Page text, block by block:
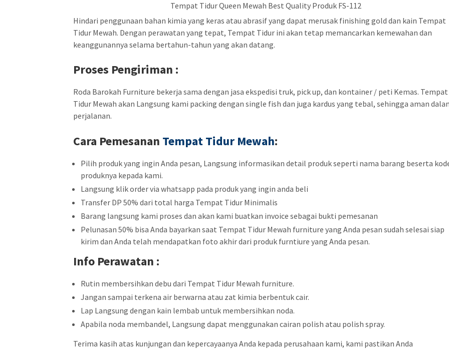
Tempat Tidur Queen Mewah Best Quality Produk FS-112
Hindari penggunaan bahan kimia yang keras atau abrasif yang dapat merusak finishing gold dan kain Tempat
Tidur Mewah. Dengan perawatan yang tepat, Tempat Tidur ini akan tetap memancarkan kemewahan dan
keanggunannya selama bertahun-tahun yang akan datang.
Proses Pengiriman :
Roda Barokah Furniture bekerja sama dengan jasa ekspedisi truk, pick up, dan kontainer / peti Kemas. Tempat
Tidur Mewah akan Langsung kami packing dengan single fish dan juga kardus yang tebal, sehingga aman
perjalanan.
Cara Pemesanan Tempat Tidur Mewah:
Pilih produk yang ingin Anda pesan, Langsung informasikan detail produk seperti nama barang beserta
produknya kepada kami.
Langsung klik order via whatsapp pada produk yang ingin anda beli
Transfer DP 50% dari total harga Tempat Tidur Minimalis
Barang langsung kami proses dan akan kami buatkan invoice sebagai bukti pemesanan
Pelunasan 50% bisa Anda bayarkan saat Tempat Tidur Mewah furniture yang Anda pesan sudah selesai siap
kirim dan Anda telah mendapatkan foto akhir dari produk furntiure yang Anda pesan.
Info Perawatan :
Rutin membersihkan debu dari Tempat Tidur Mewah furniture.
Jangan sampai terkena air berwarna atau zat kimia berbentuk cair.
Lap Langsung dengan kain lembab untuk membersihkan noda.
Apabila noda membandel, Langsung dapat menggunakan cairan polish atau polish spray.
Terima kasih atas kunjungan dan kepercayaanya Anda kepada perusahaan kami, kami pastikan Anda